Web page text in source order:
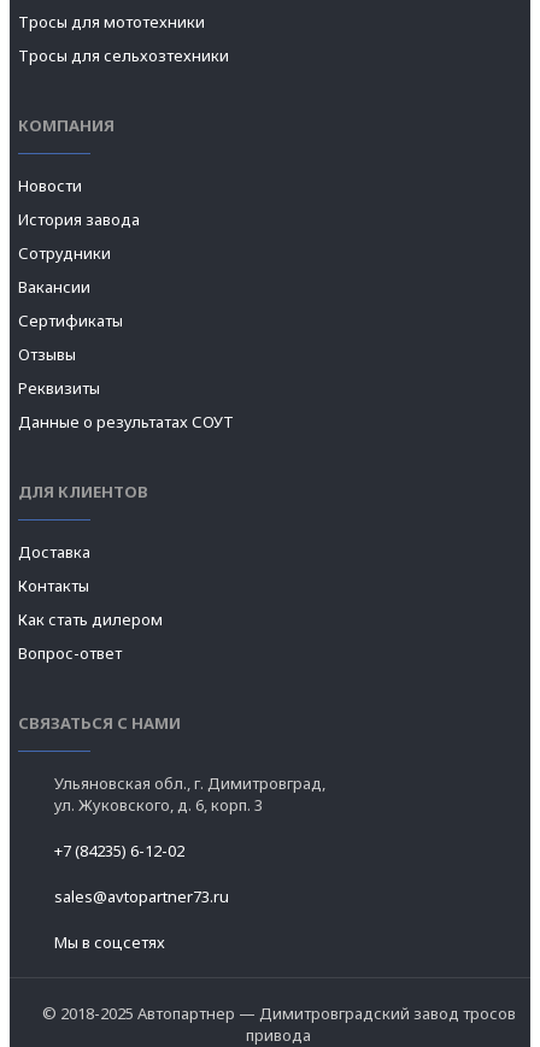
Тросы для мототехники
Тросы для сельхозтехники
КОМПАНИЯ
Новости
История завода
Сотрудники
Вакансии
Сертификаты
Отзывы
Реквизиты
Данные о результатах СОУТ
ДЛЯ КЛИЕНТОВ
Доставка
Контакты
Как стать дилером
Вопрос-ответ
СВЯЗАТЬСЯ С НАМИ
Ульяновская обл., г. Димитровград,
ул. Жуковского, д. 6, корп. 3
+7 (84235) 6-12-02
sales@avtopartner73.ru
Мы в соцсетях
© 2018-2025 Автопартнер — Димитровградский завод тросов
привода